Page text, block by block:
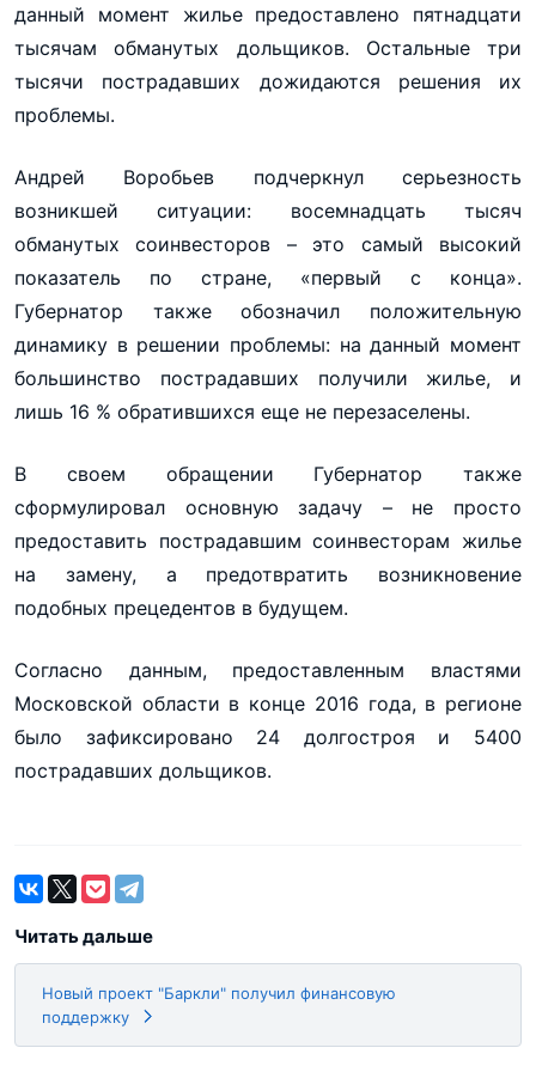
данный момент жилье предоставлено пятнадцати
тысячам обманутых дольщиков. Остальные три
тысячи пострадавших дожидаются решения их
проблемы.
Андрей Воробьев подчеркнул серьезность
возникшей ситуации: восемнадцать тысяч
обманутых соинвесторов – это самый высокий
показатель по стране, «первый с конца».
Губернатор также обозначил положительную
динамику в решении проблемы: на данный момент
большинство пострадавших получили жилье, и
лишь 16 % обратившихся еще не перезаселены.
В своем обращении Губернатор также
сформулировал основную задачу – не просто
предоставить пострадавшим соинвесторам жилье
на замену, а предотвратить возникновение
подобных прецедентов в будущем.
Согласно данным, предоставленным властями
Московской области в конце 2016 года, в регионе
было зафиксировано 24 долгостроя и 5400
пострадавших дольщиков.
Читать дальше
Новый проект "Баркли" получил финансовую
поддержку